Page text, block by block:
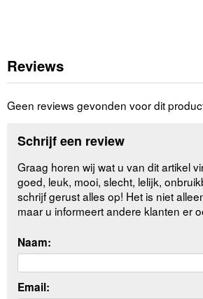
Reviews
Geen reviews gevonden voor dit
Schrijf een review
Graag horen wij wat u van dit artikel
goed, leuk, mooi, slecht, lelijk,
schrijf gerust alles op! Het is niet
maar u informeert andere klanten er
Naam:
Email: